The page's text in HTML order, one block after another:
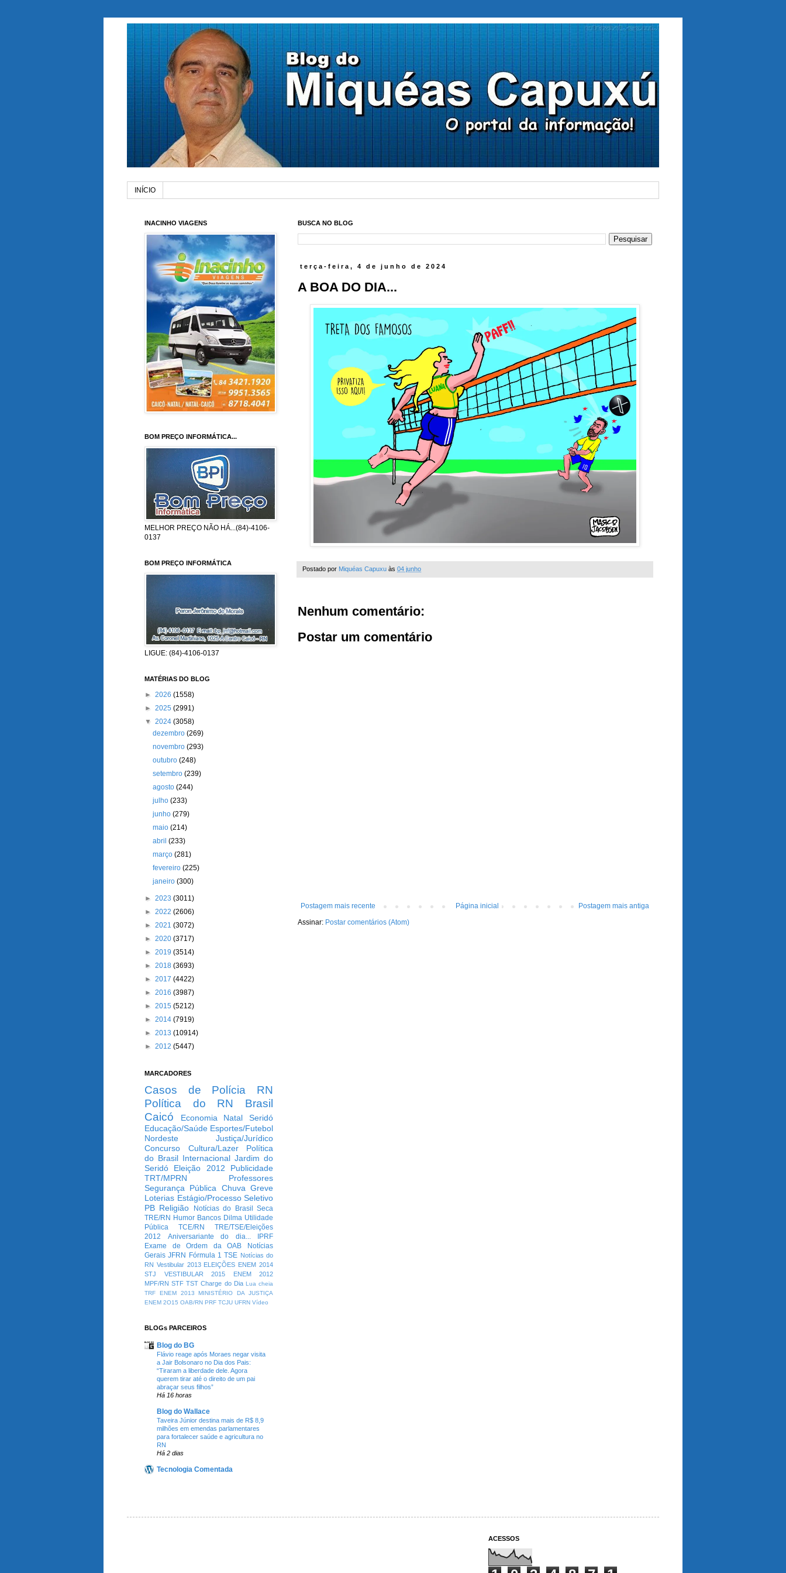
INÍCIO
BUSCA NO BLOG
terça-feira, 4 de junho de 2024
A BOA DO DIA...
Postado por Miquéas Capuxu às 04 junho
Nenhum comentário:
Postar um comentário
Postagem mais recente Postagem mais antiga
Página inicial
Assinar: Postar comentários (Atom)
INACINHO VIAGENS
BOM PREÇO INFORMÁTICA...
MELHOR PREÇO NÃO HÁ...(84)-4106-
0137
BOM PREÇO INFORMÁTICA
LIGUE: (84)-4106-0137
MATÉRIAS DO BLOG
► 2026 (1558)
► 2025 (2991)
▼ 2024 (3058)
dezembro(269)
novembro(293)
outubro(248)
setembro(239)
agosto(244)
julho(233)
junho(279)
maio(214)
abril(233)
março(281)
fevereiro(225)
janeiro(300)
► 2023 (3011)
► 2022 (2606)
► 2021 (3072)
► 2020 (3717)
► 2019 (3514)
► 2018 (3693)
► 2017 (4422)
► 2016 (3987)
► 2015 (5212)
► 2014 (7919)
► 2013 (10914)
► 2012 (5447)
MARCADORES
Casos de Polícia
RN
Política do RN
Brasil
Caicó
Economia Natal
Seridó
Educação/Saúde Esportes/Futebol
Nordeste
Justiça/Jurídico
Concurso
Cultura/Lazer
Política
do Brasil Internacional Jardim do
Seridó
Eleição 2012
Publicidade
TRT/MPRN
Professores
Segurança Pública Chuva Greve
Loterias Estágio/Processo Seletivo
PB Religião Notícias do Brasil
Seca
TRE/RN Humor Bancos Dilma Utilidade
Pública
TCE/RN
TRE/TSE/Eleições
2012
Aniversariante do dia...
IPRF
Exame de Ordem da OAB
Notícias
Gerais JFRN Fórmula 1 TSE Notícias do
RN Vestibular 2013 ELEIÇÕES ENEM 2014
STJ
VESTIBULAR 2015
ENEM 2012
MPF/RN STF TST Charge do Dia Lua cheia
TRF
ENEM 2013
MINISTÉRIO DA JUSTIÇA
ENEM 2O15 OAB/RN PRF TCJU UFRN Vídeo
BLOGs PARCEIROS
Blog do BG
Flávio reage após Moraes negar visita
a Jair Bolsonaro no Dia dos Pais:
“Tiraram a liberdade dele. Agora
querem tirar até o direito de um pai
abraçar seus filhos”
Há 16 horas
Blog do Wallace
Taveira Júnior destina mais de R$ 8,9
milhões em emendas parlamentares
para fortalecer saúde e agricultura no
RN
Há 2 dias
Tecnologia Comentada
ACESSOS